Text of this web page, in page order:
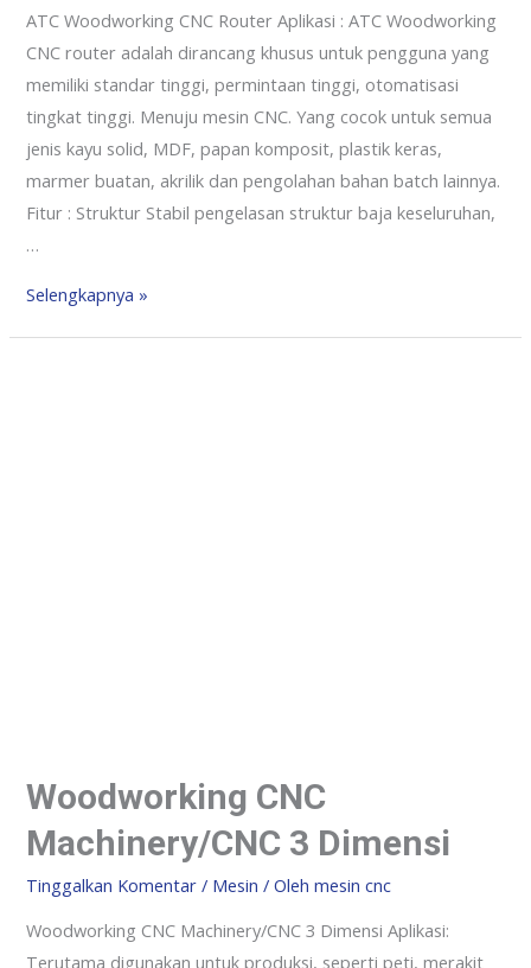
ATC Woodworking CNC Router Aplikasi : ATC Woodworking
CNC router adalah dirancang khusus untuk pengguna yang
memiliki standar tinggi, permintaan tinggi, otomatisasi
tingkat tinggi. Menuju mesin CNC. Yang cocok untuk semua
jenis kayu solid, MDF, papan komposit, plastik keras,
marmer buatan, akrilik dan pengolahan bahan batch lainnya.
Fitur : Struktur Stabil pengelasan struktur baja keseluruhan,
…
Selengkapnya »
Woodworking CNC
Machinery/CNC 3 Dimensi
Tinggalkan Komentar / Mesin / Olehmesin cnc
Woodworking CNC Machinery/CNC 3 Dimensi Aplikasi:
Terutama digunakan untuk produksi, seperti peti, merakit